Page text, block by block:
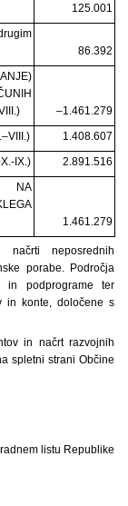
125.001
86.392
–1.461.279
1.408.607
IX.)
2.891.516
NA
1.461.279
načrti neposrednih
porabe. Področja
in podprograme ter
in konte, določene s
in načrt razvojnih
spletni strani Občine
listu Republike